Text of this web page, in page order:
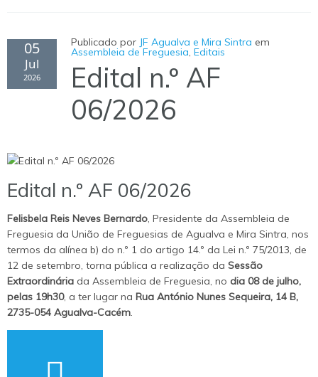
05
Jul
2026
Publicado por JF Agualva e Mira Sintra em
Assembleia de Freguesia Editais
Edital n.º AF
06/2026
Edital n.º AF 06/2026
Felisbela Reis Neves Bernardo, Presidente da Assembleia de
Freguesia da União de Freguesias de Agualva e Mira Sintra, nos
termos da alínea b) do n.º 1 do artigo 14.º da Lei n.º 75/2013, de
12 de setembro, torna pública a realização da Sessão
Extraordinária da Assembleia de Freguesia, no dia 08 de julho,
pelas 19h30, a ter lugar na Rua António Nunes Sequeira, 14 B,
2735-054 Agualva-Cacém.